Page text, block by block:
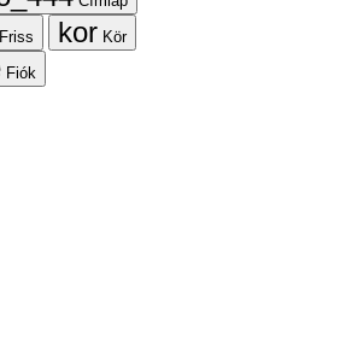
Friss
Kör
Fiók